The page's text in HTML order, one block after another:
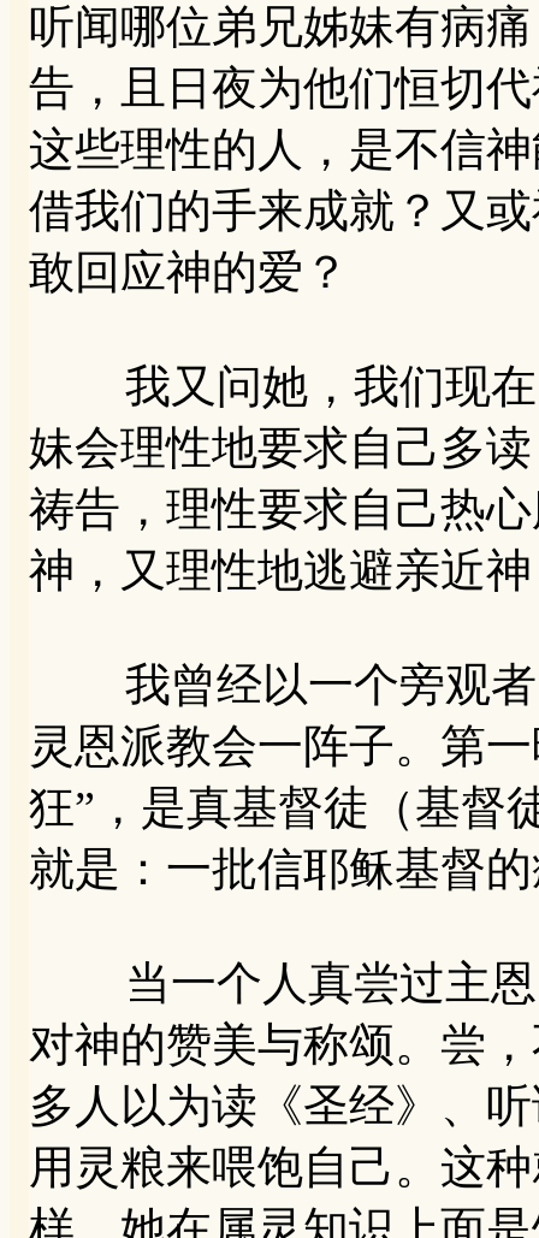
听闻哪位弟兄姊妹有病
告，且日夜为他们恒切
这些理性的人，是不信
借我们的手来成就？又
敢回应神的爱？
我又问她，我们现在
妹会理性地要求自己多
祷告，理性要求自己热
神，又理性地逃避亲近
我曾经以一个旁观者
灵恩派教会一阵子。第
狂”，是真基督徒（基督
就是：一批信耶稣基督
当一个人真尝过主恩
对神的赞美与称颂。尝
多人以为读《圣经》、
用灵粮来喂饱自己。这